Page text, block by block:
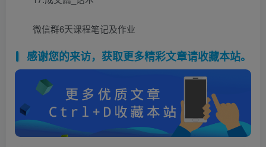
微信群6天课程笔记及作业
感谢您的来访，获取更多精彩文章请收藏本站。